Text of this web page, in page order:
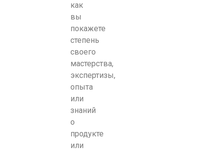
как
вы
покажете
степень
своего
мастерства,
экспертизы,
опыта
или
знаний
о
продукте
или